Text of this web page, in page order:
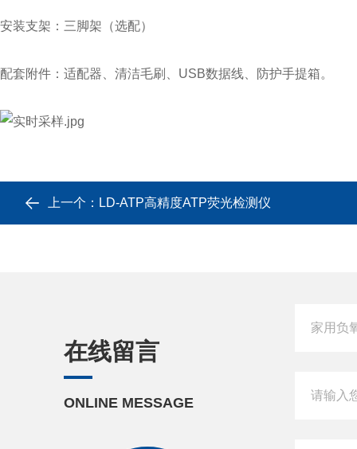
安装支架：三脚架（选配）
配套附件：适配器、清洁毛刷、USB数据线、防护手提箱。
上一个： LD-ATP高精度ATP荧光检测仪
在线留言
ONLINE MESSAGE